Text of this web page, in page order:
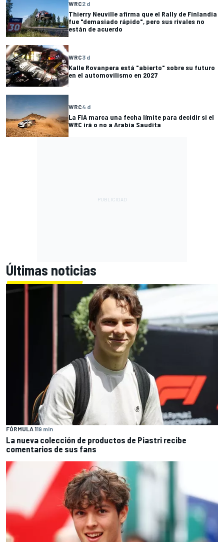
WRC2 d
Thierry Neuville afirma que el Rally de Finlandia
fue "demasiado rápido", pero sus rivales no
están de acuerdo
WRC3 d
Kalle Rovanpera está "abierto" sobre su futuro
en el automovilismo en 2027
WRC4 d
La FIA marca una fecha límite para decidir si el
WRC irá o no a Arabia Saudita
Últimas noticias
FÓRMULA 119 min
La nueva colección de productos de Piastri recibe
comentarios de sus fans